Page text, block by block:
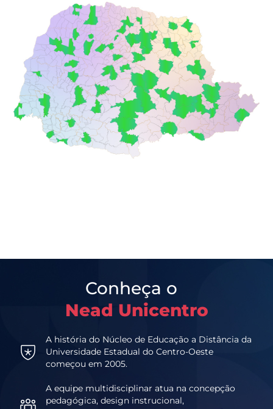
Conheça o
Nead Unicentro
A história do Núcleo de Educação a Distância da
Universidade Estadual do Centro-Oeste
começou em 2005.
A equipe multidisciplinar atua na concepção
pedagógica, design instrucional,